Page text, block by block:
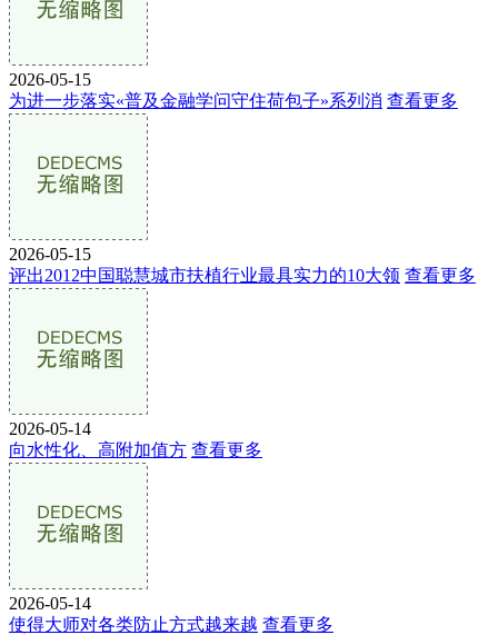
2026-05-15
为进一步落实«普及金融学问守住荷包子»系列消 查看更多
2026-05-15
评出2012中国聪慧城市扶植行业最具实力的10大领 查看更多
2026-05-14
向水性化、高附加值方 查看更多
2026-05-14
使得大师对各类防止方式越来越 查看更多